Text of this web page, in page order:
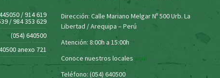
/ 914 619
/ 984 353 629
(054) 640500
anexo 721
Dirección: Calle Mariano Melgar Nº 500 Urb. La
Libertad / Arequipa – Perú
Atención: 8:00h a 15:00h
Conoce nuestros locales aquí
Teléfono: (054) 640500